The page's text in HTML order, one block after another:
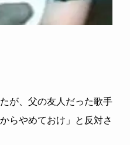
が、父の友人だった歌手
らやめておけ」と反対さ